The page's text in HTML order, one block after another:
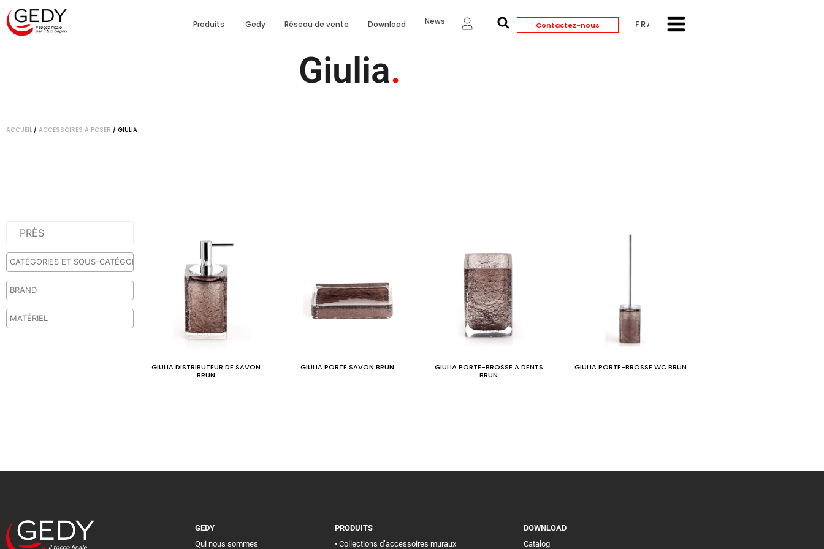
Produits Gedy Réseau de vente Download News Contactez-nous FRANÇAIS
Giulia.
ACCUEIL / ACCESSOIRES A POSER / GIULIA
GIULIA DISTRIBUTEUR DE SAVON
BRUN
GIULIA PORTE SAVON BRUN
GIULIA PORTE-BROSSE A DENTS
BRUN
GIULIA PORTE-BROSSE WC BRUN
GEDY
Qui nous sommes
PRODUITS
• Collections d’accessoires muraux
DOWNLOAD
Catalog